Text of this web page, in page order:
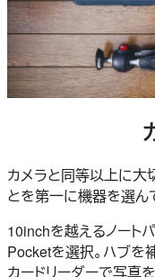
カメラと同等以上に大
とを第一に機器を選ん
10inchを越えるノート
Pocketを選択。ハブ
カードリーダーで写真